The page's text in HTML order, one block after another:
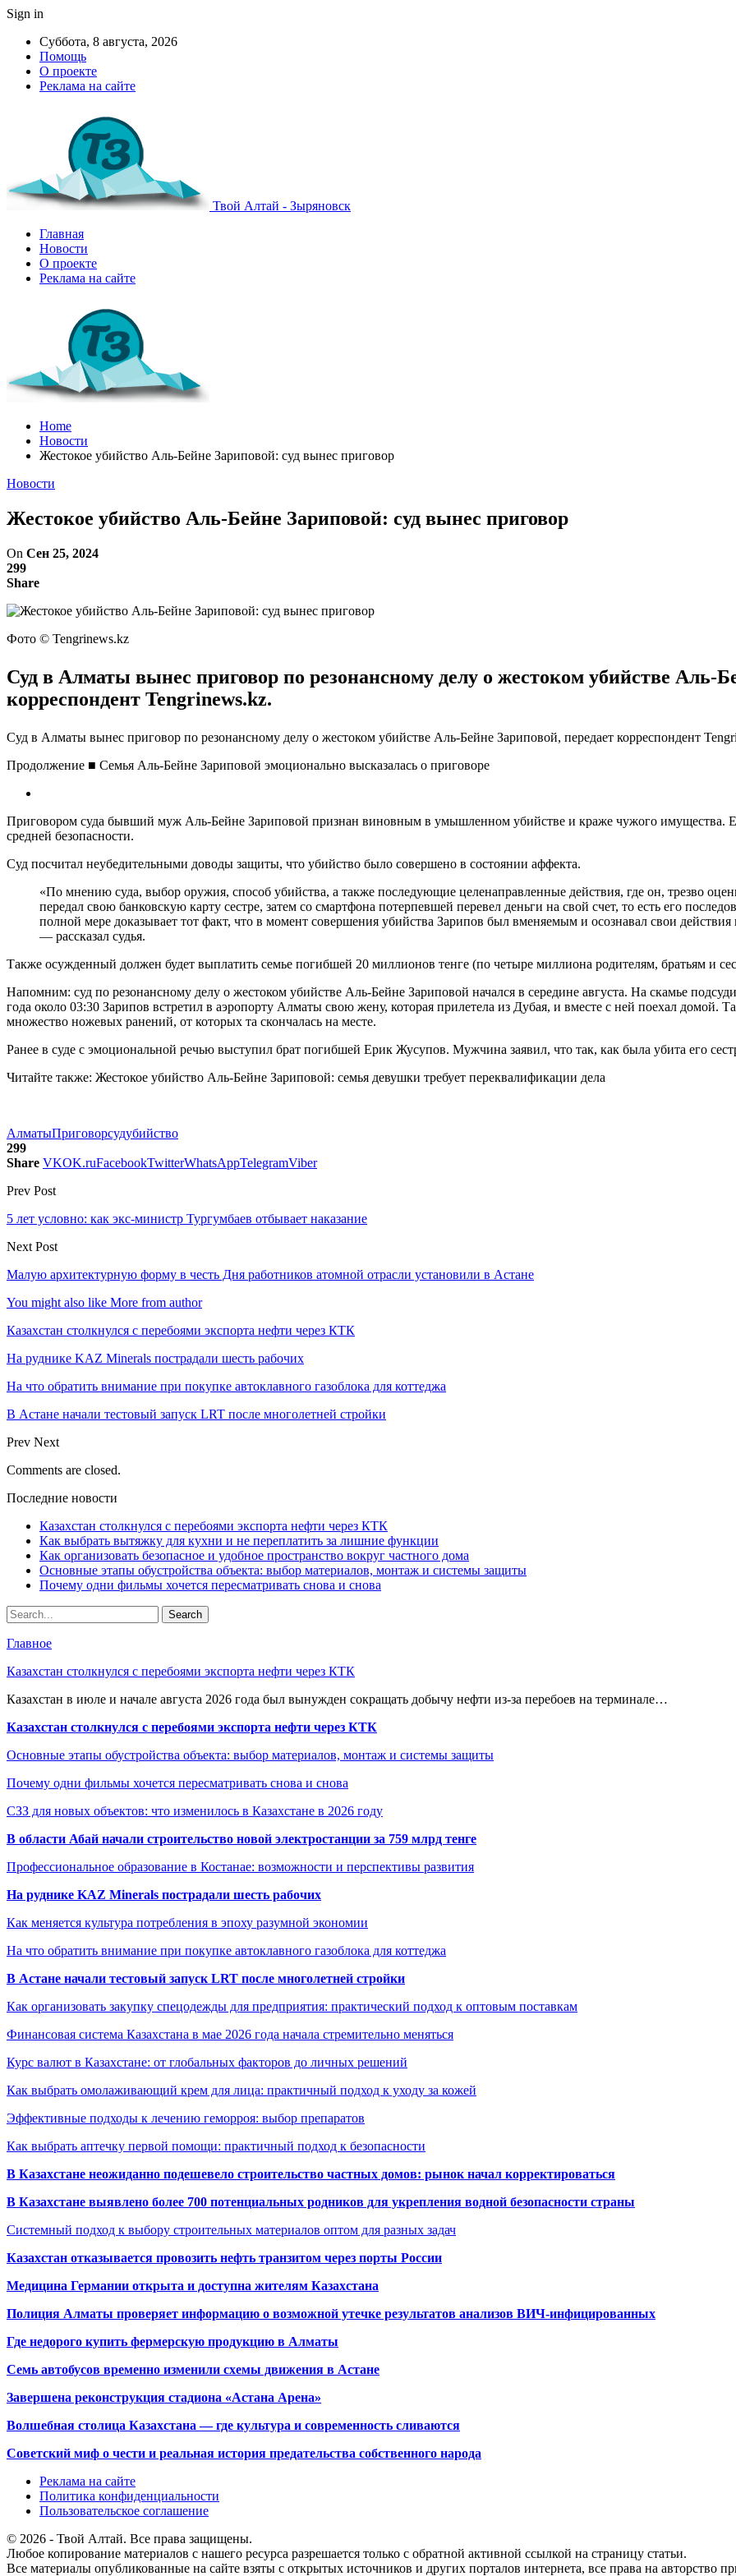
Sign in
Суббота, 8 августа, 2026
Помощь
О проекте
Реклама на сайте
Твой Алтай - Зыряновск
Главная
Новости
О проекте
Реклама на сайте
Home
Новости
Жестокое убийство Аль-Бейне Зариповой: суд вынес приговор
Новости
Жестокое убийство Аль-Бейне Зариповой: суд вынес приговор
On Сен 25, 2024
299
Share
Фото ©️ Tengrinews.kz
Суд в Алматы вынес приговор по резонансному делу о жестоком убийстве Аль-
корреспондент Tengrinews.kz.
Суд в Алматы вынес приговор по резонансному делу о жестоком убийстве Аль-Бейне Зариповой, передает корреспондент
Продолжение ■ Семья Аль-Бейне Зариповой эмоционально высказалась о приговоре
Приговором суда бывший муж Аль-Бейне Зариповой признан виновным в умышленном убийстве и краже чужого имущества.
средней безопасности.
Суд посчитал неубедительными доводы защиты, что убийство было совершено в состоянии аффекта.
«По мнению суда, выбор оружия, способ убийства, а также последующие целенаправленные действия, где он, трезво
передал свою банковскую карту сестре, затем со смартфона потерпевшей перевел деньги на свой счет, то есть его
полной мере доказывает тот факт, что в момент совершения убийства Зарипов был вменяемым и осознавал свои
— рассказал судья.
Также осужденный должен будет выплатить семье погибшей 20 миллионов тенге (по четыре миллиона родителям, братьям и
Напомним: суд по резонансному делу о жестоком убийстве Аль-Бейне Зариповой начался в середине августа. На скамье
года около 03:30 Зарипов встретил в аэропорту Алматы свою жену, которая прилетела из Дубая, и вместе с ней поехал домой.
множество ножевых ранений, от которых та скончалась на месте.
Ранее в суде с эмоциональной речью выступил брат погибшей Ерик Жусупов. Мужчина заявил, что так, как была убита его
Читайте также: Жестокое убийство Аль-Бейне Зариповой: семья девушки требует переквалификации дела
АлматыПриговорсудубийство
299
Share VKOK.ruFacebookTwitterWhatsAppTelegramViber
Prev Post
5 лет условно: как экс-министр Тургумбаев отбывает наказание
Next Post
Малую архитектурную форму в честь Дня работников атомной отрасли установили в Астане
You might also like More from author
Казахстан столкнулся с перебоями экспорта нефти через КТК
На руднике KAZ Minerals пострадали шесть рабочих
На что обратить внимание при покупке автоклавного газоблока для коттеджа
В Астане начали тестовый запуск LRT после многолетней стройки
Prev Next
Comments are closed.
Последние новости
Казахстан столкнулся с перебоями экспорта нефти через КТК
Как выбрать вытяжку для кухни и не переплатить за лишние функции
Как организовать безопасное и удобное пространство вокруг частного дома
Основные этапы обустройства объекта: выбор материалов, монтаж и системы защиты
Почему одни фильмы хочется пересматривать снова и снова
Главное
Казахстан столкнулся с перебоями экспорта нефти через КТК
Казахстан в июле и начале августа 2026 года был вынужден сокращать добычу нефти из-за перебоев на терминале…
Казахстан столкнулся с перебоями экспорта нефти через КТК
Основные этапы обустройства объекта: выбор материалов, монтаж и системы защиты
Почему одни фильмы хочется пересматривать снова и снова
СЗЗ для новых объектов: что изменилось в Казахстане в 2026 году
В области Абай начали строительство новой электростанции за 759 млрд тенге
Профессиональное образование в Костанае: возможности и перспективы развития
На руднике KAZ Minerals пострадали шесть рабочих
Как меняется культура потребления в эпоху разумной экономии
На что обратить внимание при покупке автоклавного газоблока для коттеджа
В Астане начали тестовый запуск LRT после многолетней стройки
Как организовать закупку спецодежды для предприятия: практический подход к оптовым поставкам
Финансовая система Казахстана в мае 2026 года начала стремительно меняться
Курс валют в Казахстане: от глобальных факторов до личных решений
Как выбрать омолаживающий крем для лица: практичный подход к уходу за кожей
Эффективные подходы к лечению геморроя: выбор препаратов
Как выбрать аптечку первой помощи: практичный подход к безопасности
В Казахстане неожиданно подешевело строительство частных домов: рынок начал корректироваться
В Казахстане выявлено более 700 потенциальных родников для укрепления водной безопасности страны
Системный подход к выбору строительных материалов оптом для разных задач
Казахстан отказывается провозить нефть транзитом через порты России
Медицина Германии открыта и доступна жителям Казахстана
Полиция Алматы проверяет информацию о возможной утечке результатов анализов ВИЧ-инфицированных
Где недорого купить фермерскую продукцию в Алматы
Семь автобусов временно изменили схемы движения в Астане
Завершена реконструкция стадиона «Астана Арена»
Волшебная столица Казахстана — где культура и современность сливаются
Советский миф о чести и реальная история предательства собственного народа
Реклама на сайте
Политика конфиденциальности
Пользовательское соглашение
© 2026 - Твой Алтай. Все права защищены.
Любое копирование материалов с нашего ресурса разрешается только с обратной активной ссылкой на страницу статьи.
Все материалы опубликованные на сайте взяты с открытых источников и других порталов интернета, все права на авторство